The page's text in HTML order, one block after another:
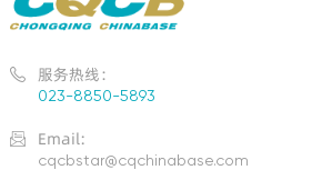
 服务热线：
023-8850-5893
 Email:
cqcbstar@cqchinabase.com